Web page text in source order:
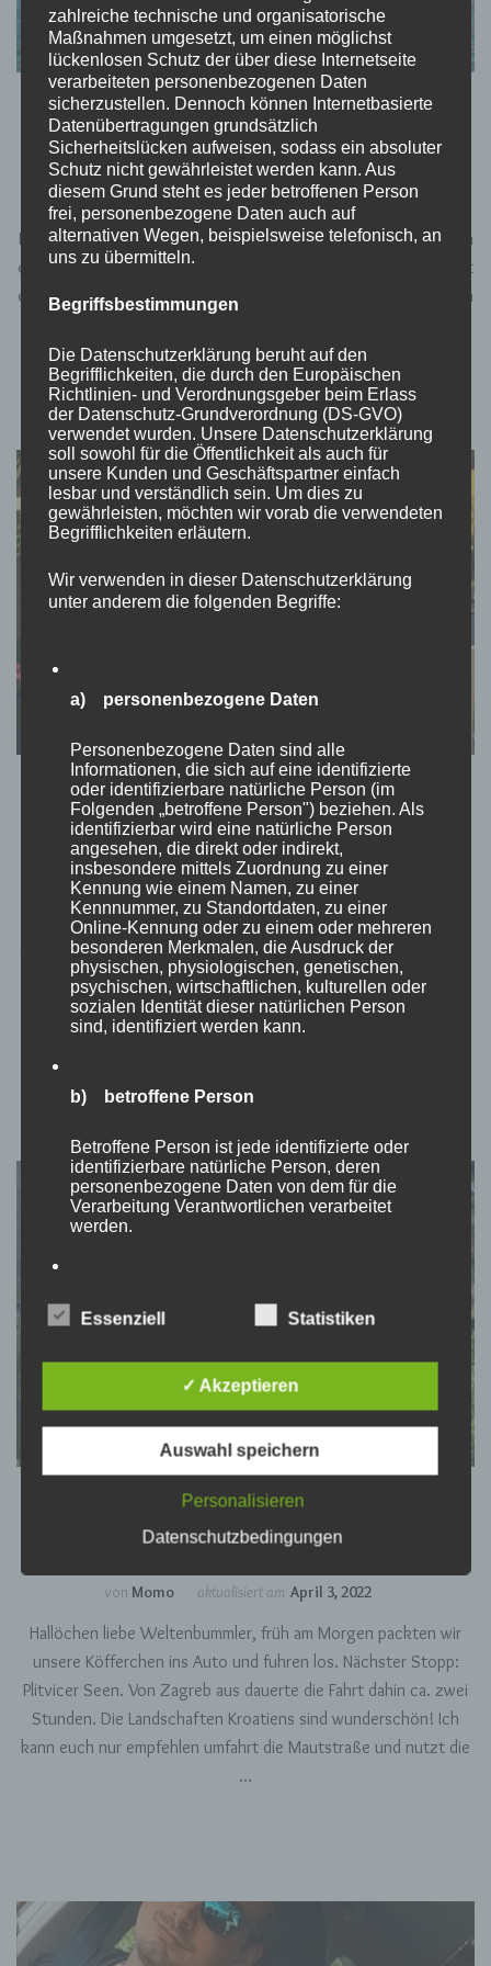
KROATIEN REISEBLOG
Kroatien: Krk
vonMomo aktualisiert am September 1, 2022
Hallöchen liebe Weltenbummler, im Blogartikel Rijeka hatte ich ja
erwähnt, dass ich einen extra Artikel zu Krk mache – und hier ist
er! Für uns ging es in der früh um acht Uhr los. Wir waren gegen
KROATIEN REISEBLOG
Kroatien: Rijeka
vonMomo aktualisiert am April 3, 2022
Hallöchen liebe Weltenbummler, wir sind recht spät in Rijeka
angekommen. Ich meine es war gegen 21 Uhr am Abend. Es war
ein Desaster, denn wir fanden unser Airbnb nicht. In der
Beschreibung stand zwar, dass es einen Parkplatz auf dem
Grundstück geben würde – nur …
KROATIEN REISEBLOG
Kroatien: Plitvicer Seen
von Momo aktualisiert am April 3, 2022
Hallöchen liebe Weltenbummler, früh am Morgen packten wir
unsere Köfferchen ins Auto und fuhren los. Nächster Stopp:
Plitvicer Seen. Von Zagreb aus dauerte die Fahrt dahin ca. zwei
Stunden. Die Landschaften Kroatiens sind wunderschön! Ich
kann euch nur empfehlen umfahrt die Mautstraße und nutzt die
…
zahlreiche technische und organisatorische
Maßnahmen umgesetzt, um einen möglichst
lückenlosen Schutz der über diese Internetseite
verarbeiteten personenbezogenen Daten
sicherzustellen. Dennoch können Internetbasierte
Datenübertragungen grundsätzlich
Sicherheitslücken aufweisen, sodass ein absoluter
Schutz nicht gewährleistet werden kann. Aus
diesem Grund steht es jeder betroffenen Person
frei, personenbezogene Daten auch auf
alternativen Wegen, beispielsweise telefonisch, an
uns zu übermitteln.
Begriffsbestimmungen
Die Datenschutzerklärung beruht auf den
Begrifflichkeiten, die durch den Europäischen
Richtlinien- und Verordnungsgeber beim Erlass
der Datenschutz-Grundverordnung (DS-GVO)
verwendet wurden. Unsere Datenschutzerklärung
soll sowohl für die Öffentlichkeit als auch für
unsere Kunden und Geschäftspartner einfach
lesbar und verständlich sein. Um dies zu
gewährleisten, möchten wir vorab die verwendeten
Begrifflichkeiten erläutern.
Wir verwenden in dieser Datenschutzerklärung
unter anderem die folgenden Begriffe:
a) personenbezogene Daten
Personenbezogene Daten sind alle
Informationen, die sich auf eine identifizierte
oder identifizierbare natürliche Person (im
Folgenden „betroffene Person") beziehen. Als
identifizierbar wird eine natürliche Person
angesehen, die direkt oder indirekt,
insbesondere mittels Zuordnung zu einer
Kennung wie einem Namen, zu einer
Kennnummer, zu Standortdaten, zu einer
Online-Kennung oder zu einem oder mehreren
besonderen Merkmalen, die Ausdruck der
physischen, physiologischen, genetischen,
psychischen, wirtschaftlichen, kulturellen oder
sozialen Identität dieser natürlichen Person
sind, identifiziert werden kann.
b) betroffene Person
Betroffene Person ist jede identifizierte oder
identifizierbare natürliche Person, deren
personenbezogene Daten von dem für die
Verarbeitung Verantwortlichen verarbeitet
werden.
automatisierter Verfahren ausgeführte Vorgang
oder jede solche Vorgangsreihe im
Zusammenhang mit personenbezogenen Daten
wie das Erheben, das Erfassen, die
Organisation, das Ordnen, die Speicherung, die
Anpassung oder Veränderung, das Auslesen,
durch Übermittlung, Verbreitung oder eine
oder die Verknüpfung, die Einschränkung, das
d) Einschränkung der Verarbeitung
Einschränkung der Verarbeitung ist die
Markierung gespeicherter personenbezogener
Daten mit dem Ziel, ihre künftige Verarbeitung
einzuschränken.
darin besteht, dass diese personenbezogenen
Daten verwendet werden, um bestimmte
persönliche Aspekte, die sich auf eine
Essenziell Statistiken
✓ Akzeptieren
Auswahl speichern
Personalisieren
Datenschutzbedingungen